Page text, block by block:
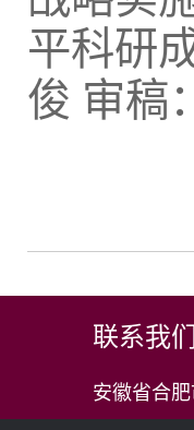
平科研
俊 审稿
联系我们
安徽省合